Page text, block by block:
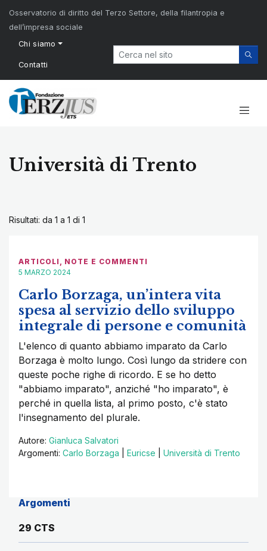
Osservatorio di diritto del Terzo Settore, della filantropia e
dell’impresa sociale
Chi siamo
Contatti
Università di Trento
Risultati: da 1 a 1 di 1
ARTICOLI , NOTE E COMMENTI
5 MARZO 2024
Carlo Borzaga, un’intera vita
spesa al servizio dello sviluppo
integrale di persone e comunità
L'elenco di quanto abbiamo imparato da Carlo
Borzaga è molto lungo. Così lungo da stridere con
queste poche righe di ricordo. E se ho detto
"abbiamo imparato", anziché "ho imparato", è
perché in quella lista, al primo posto, c'è stato
l'insegnamento del plurale.
Autore: Gianluca Salvatori
Argomenti: Carlo Borzaga Euricse Università di Trento
Argomenti
29 CTS